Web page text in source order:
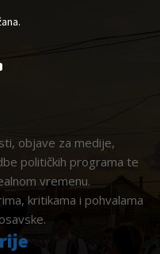
objave za medije,
političkih programa te
vremenu.
kritikama i pohvalama